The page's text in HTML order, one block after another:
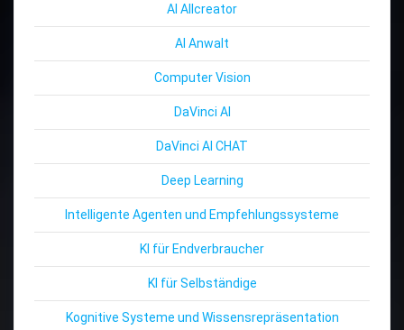
AI Allcreator
AI Anwalt
Computer Vision
DaVinci AI
DaVinci AI CHAT
Deep Learning
Intelligente Agenten und Empfehlungssysteme
KI für Endverbraucher
KI für Selbständige
Kognitive Systeme und Wissensrepräsentation